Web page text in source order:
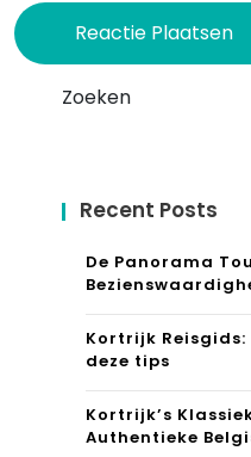
Zoeken
Recent Posts
De Panorama
Kortrijk
deze tips
Kortrijk’s
Authentieke